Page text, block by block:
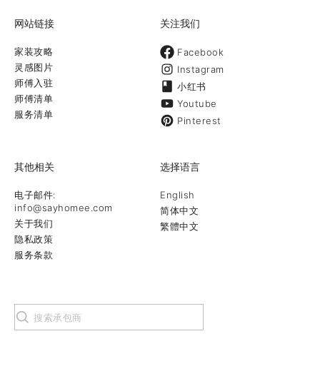
网站链接
家装攻略
灵感图片
师傅入驻
师傅清单
服务清单
关注我们
Facebook
Instagram
小红书
Youtube
Pinterest
其他相关
电子邮件:
info@sayhomee.com
关于我们
隐私政策
服务条款
选择语言
English
简体中文
繁體中文